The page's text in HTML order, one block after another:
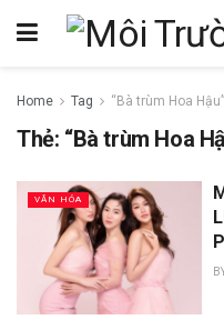
Home Tag “Bà trùm Hoa Hậu”
Thẻ: “Bà trùm Hoa
VĂN HÓA